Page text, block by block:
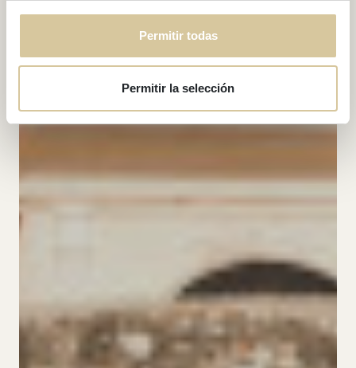
Permitir todas
Permitir la selección